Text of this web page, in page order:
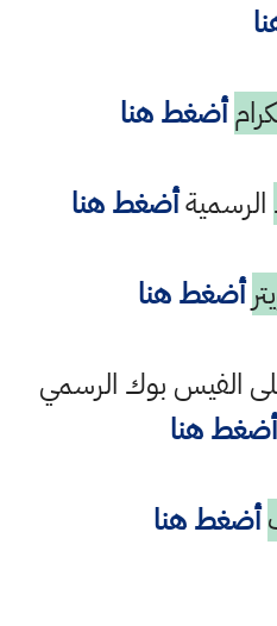
أضغط هنا
الرسميةأضغط هنا
أضغط هنا
الفيس بوك الرسمي
أضغط هنا
أضغط هنا